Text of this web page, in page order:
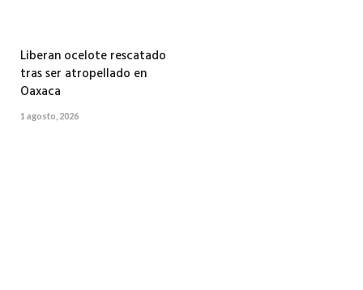
Liberan ocelote rescatado
tras ser atropellado en
Oaxaca
1 agosto, 2026